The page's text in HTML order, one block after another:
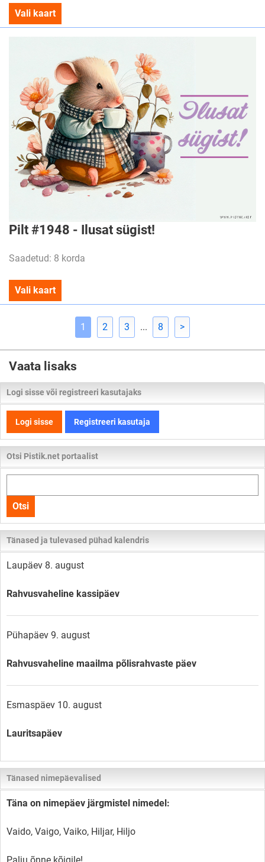
Vali kaart
Pilt #1948 - Ilusat sügist!
Saadetud: 8 korda
Vali kaart
1 2 3 ... 8 >
Vaata lisaks
Logi sisse või registreeri kasutajaks
Logi sisse Registreeri kasutaja
Otsi Pistik.net portaalist
kogu
lehelt
Otsi
Tänased ja tulevased pühad kalendris
Laupäev 8. august
Rahvusvaheline kassipäev
Pühapäev 9. august
Rahvusvaheline maailma põlisrahvaste päev
Esmaspäev 10. august
Lauritsapäev
Tänased nimepäevalised
Täna on nimepäev järgmistel nimedel:
Vaido, Vaigo, Vaiko, Hiljar, Hiljo